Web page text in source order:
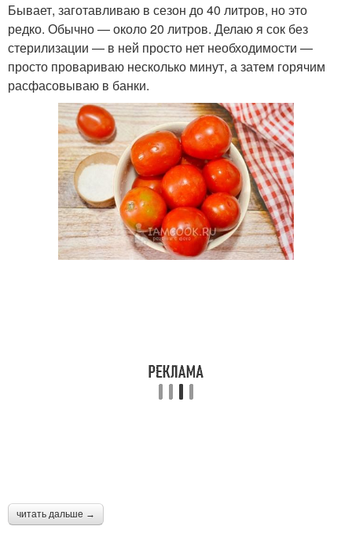
Бывает, заготавливаю в сезон до 40 литров, но это
редко. Обычно — около 20 литров. Делаю я сок без
стерилизации — в ней просто нет необходимости —
просто провариваю несколько минут, а затем горячим
расфасовываю в банки.
читать дальше →